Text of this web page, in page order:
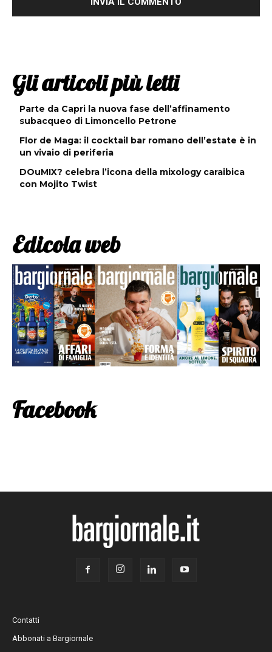
Gli articoli più letti
Parte da Capri la nuova fase dell’affinamento
subacqueo di Limoncello Petrone
Flor de Maga: il cocktail bar romano dell’estate è in
un vivaio di periferia
DOuMIX? celebra l’icona della mixology caraibica
con Mojito Twist
Edicola web
Facebook
Contatti
Abbonati a Bargiornale